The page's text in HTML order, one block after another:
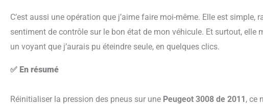
C’est aussi une opération que j’aime faire moi-même. Elle est simple, rapide, et elle me donne un vrai
sentiment de contrôle sur le bon état de mon véhicule. Et surtout, elle
un voyant que j’aurais pu éteindre seule, en quelques clics.
✅ En résumé
Réinitialiser la pression des pneus sur une Peugeot 3008 de 2011 , ce